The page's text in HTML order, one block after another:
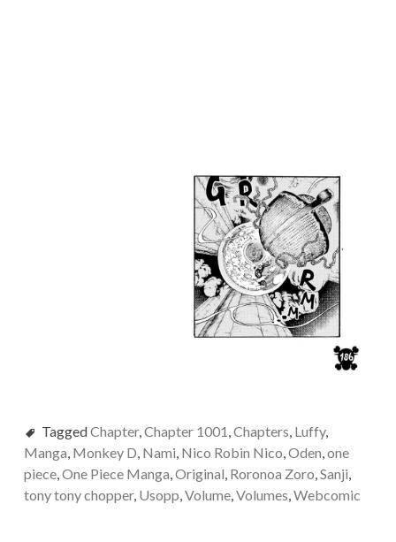
TaggedChapter, Chapter 1001 Chapters Luffy,
Manga Monkey D Nami Nico Robin Nico Oden one
piece, One Piece Manga Original Roronoa Zoro Sanji
tony tony chopper, Usopp Volume, Volumes Webcomic